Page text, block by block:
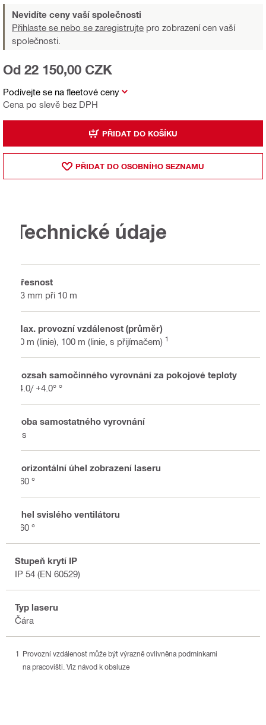
Nevidíte ceny vaší společnosti
Přihlaste se nebo se zaregistrujte pro zobrazení cen vaší
společnosti.
Podívejte se na fleetové ceny
Cena po slevě bez DPH
Od 22 150,00 CZK
PŘIDAT DO KOŠÍKU
PŘIDAT DO OSOBNÍHO SEZNAMU
Technické údaje
Přesnost
±3 mm při 10 m
Max. provozní vzdálenost (průměr)
40 m (linie), 100 m (linie, s přijímačem) 1
Rozsah samočinného vyrovnání za pokojové teploty
-4.0/ +4.0° °
Doba samostatného vyrovnání
3 s
Horizontální úhel zobrazení laseru
360 °
Úhel svislého ventilátoru
360 °
Stupeň krytí IP
IP 54 (EN 60529)
Typ laseru
Čára
Provozní vzdálenost může být výrazně ovlivněna podmínkami
na pracovišti. Viz návod k obsluze